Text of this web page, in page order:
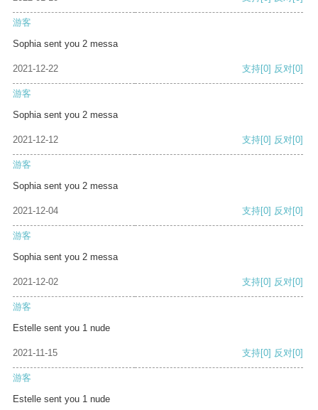
游客
Sophia sent you 2 messa
2021-12-22 支持[0] 反对[0]
游客
Sophia sent you 2 messa
2021-12-12 支持[0] 反对[0]
游客
Sophia sent you 2 messa
2021-12-04 支持[0] 反对[0]
游客
Sophia sent you 2 messa
2021-12-02 支持[0] 反对[0]
游客
Estelle sent you 1 nude
2021-11-15 支持[0] 反对[0]
游客
Estelle sent you 1 nude